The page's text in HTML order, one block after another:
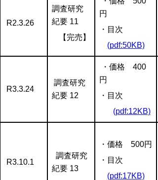
R2.3.26
調査研究
紀要 11
【完売】
円
・目次
(pdf:50KB)
R3.3.24
調査研究
紀要 12
・価格 400
円
・目次
(pdf:12KB)
R3.10.1
調査研究
紀要 13
・価格 500円
・目次
(pdf:17KB)